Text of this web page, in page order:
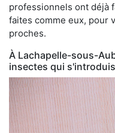
professionnels ont déjà
faites comme eux, pour
proches.
À Lachapelle-sous-
insectes qui